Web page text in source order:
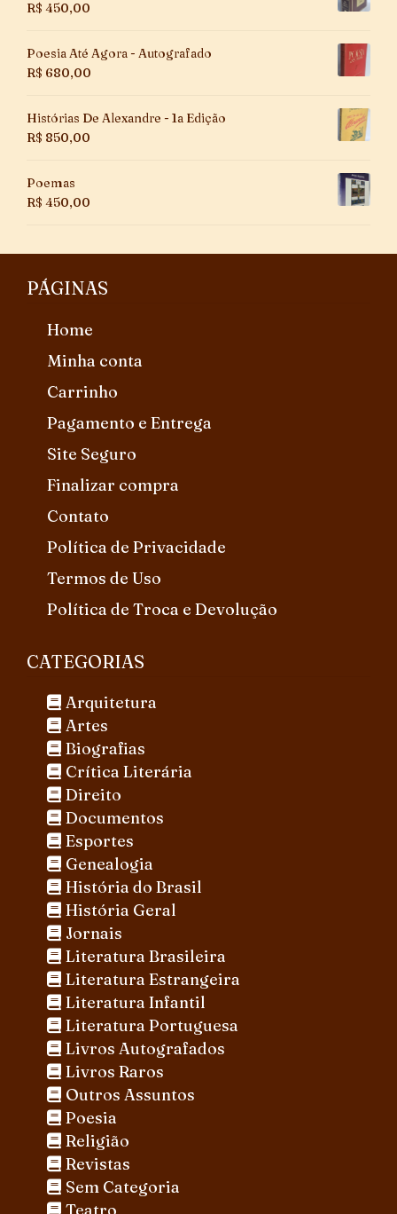
R$ 450,00
Poesia Até Agora - Autografado
R$ 680,00
Histórias De Alexandre - 1a Edição
R$ 850,00
Poemas
R$ 450,00
PÁGINAS
Home
Minha conta
Carrinho
Pagamento e Entrega
Site Seguro
Finalizar compra
Contato
Política de Privacidade
Termos de Uso
Política de Troca e Devolução
CATEGORIAS
Arquitetura
Artes
Biografias
Crítica Literária
Direito
Documentos
Esportes
Genealogia
História do Brasil
História Geral
Jornais
Literatura Brasileira
Literatura Estrangeira
Literatura Infantil
Literatura Portuguesa
Livros Autografados
Livros Raros
Outros Assuntos
Poesia
Religião
Revistas
Sem Categoria